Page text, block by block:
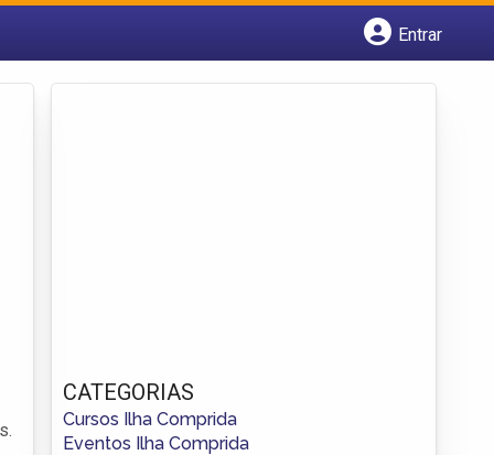
Entrar
CATEGORIAS
Cursos Ilha Comprida
Eventos Ilha Comprida